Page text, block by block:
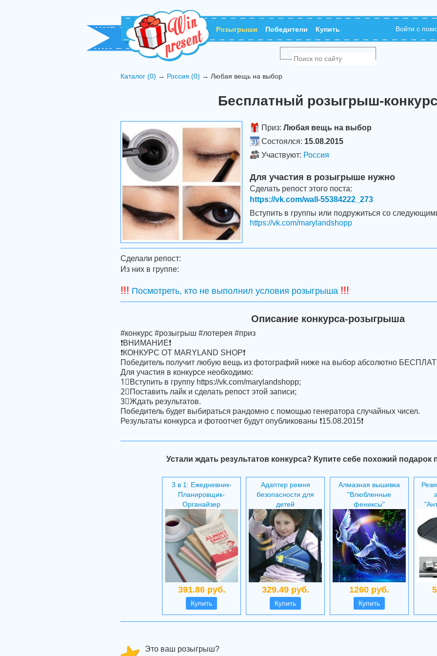
Розыгрыши Победители Купить Войти с
Каталог (0) → Россия (0) → Любая вещь на выбор
Бесплатный розыгрыш-
Приз: Любая вещь на выбор
Состоялся: 15.08.2015
Участвуют: Россия
Для участия в розыгрыше нужно
Сделать репост этого поста:
https://vk.com/wall-55384222_273
Вступить в группы или подружиться со
https://vk.com/marylandshopp
Сделали репост:
Из них в группе:
!!! Посмотреть, кто не выполнил условия розыгрыша !!!
Описание конкурса-розыгрыша
#конкурс #розыгрыш #лотерея #приз
❗ВНИМАНИЕ❗
❗КОНКУРС ОТ MARYLAND SHOP❗
Победитель получит любую вещь из фотографий ниже на выбор абсолютно
Для участия в конкурсе необходимо:
1⃣Вступить в группу https://vk.com/marylandshopp;
2⃣Поставить лайк и сделать репост этой записи;
3⃣Ждать результатов.
Победитель будет выбираться рандомно с помощью генератора случайных чисел.
Результаты конкурса и фотоотчет будут опубликованы ❗15.08.2015❗
Устали ждать результатов конкурса? Купите себе похожий подарок
3 в 1: Ежедневник-
Планировщик-
Органайзер
391.86 руб.
Купить
Адаптер ремня
безопасности для
детей
329.49 руб.
Купить
Алмазная вышивка
"Влюбленные
фениксы"
1260 руб.
Купить
Это ваш розыгрыш?